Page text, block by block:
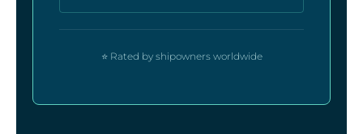
⭐ Rated by shipowners worldwide